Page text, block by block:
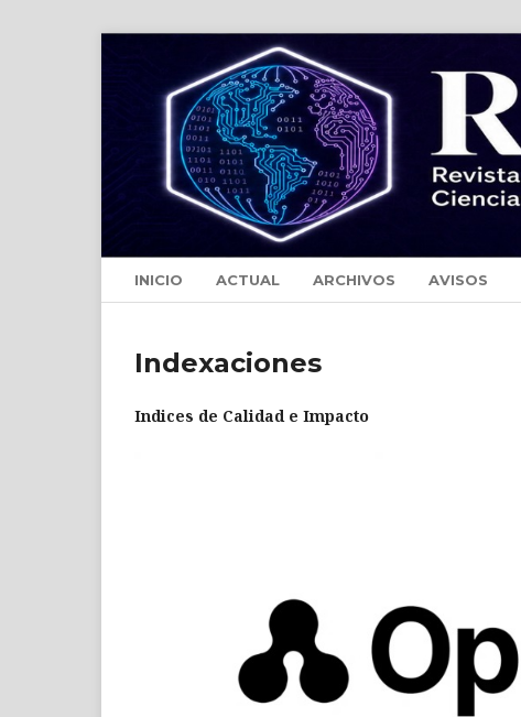
INICIO ACTUAL ARCHIVOS AVISOS
Indexaciones
Indices de Calidad e Impacto